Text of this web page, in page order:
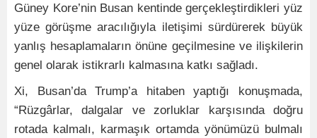
Güney Kore’nin Busan kentinde gerçekleştirdikleri yüz
yüze görüşme aracılığıyla iletişimi sürdürerek büyük
yanlış hesaplamaların önüne geçilmesine ve ilişkilerin
genel olarak istikrarlı kalmasına katkı sağladı.
Xi, Busan’da Trump’a hitaben yaptığı konuşmada,
“Rüzgârlar, dalgalar ve zorluklar karşısında doğru
rotada kalmalı, karmaşık ortamda yönümüzü bulmalı